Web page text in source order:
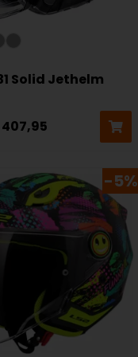
Solid Jethelm
407,95
-5%